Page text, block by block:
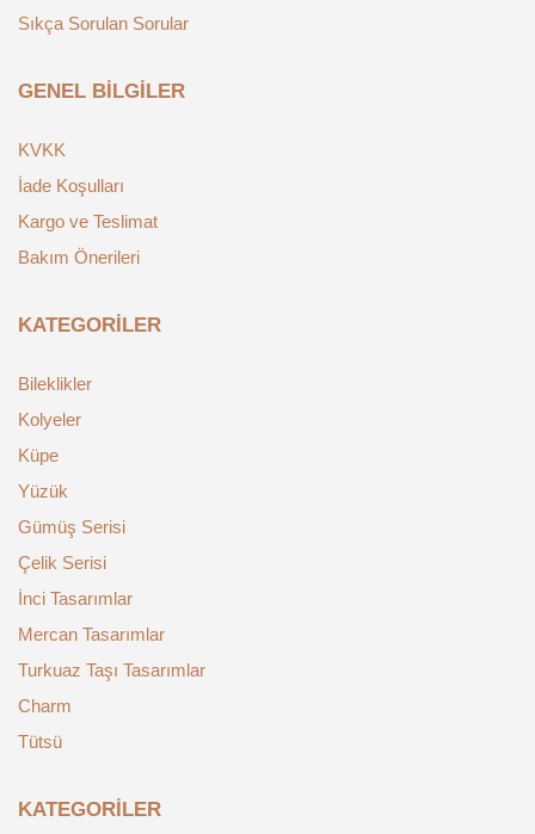
Sıkça Sorulan Sorular
GENEL BILGILER
KVKK
İade Koşulları
Kargo ve Teslimat
Bakım Önerileri
KATEGORILER
Bileklikler
Kolyeler
Küpe
Yüzük
Gümüş Serisi
Çelik Serisi
İnci Tasarımlar
Mercan Tasarımlar
Turkuaz Taşı Tasarımlar
Charm
Tütsü
KATEGORILER